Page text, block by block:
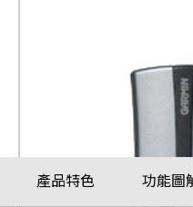
Garmin
式
產品料號
產品特色 功能圖